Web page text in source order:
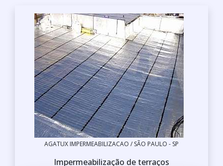
AGATUX IMPERMEABILIZACAO / SÃO PAULO - SP
Impermeabilização de terraços